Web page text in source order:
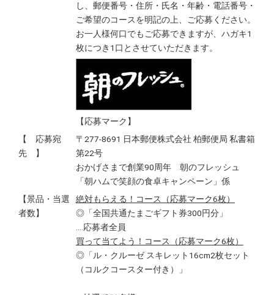
し、郵便番号・住所・氏名・年齢・電話番号・
ご希望のコースを明記の上、ご応募ください。
お一人様何口でもご応募できますが、ハガキ1
枚につき1口とさせていただきます。
【応募マーク】
【 応募宛
先 】
〒277-8691 日本郵便株式会社 柏郵便局 私書箱
第22号
おかげさまで創業90周年 朝のフレッシュ
「朝ハムで笑顔の食卓キャンペーン」係
【景品・当選
者数】
絶対もらえる！コース（応募マーク6枚）
◎「全国共通たまごギフト券300円分」
‥‥応募者全員
買って当てよう！コース（応募マーク6枚）
◎「ル・クルーゼ スキレット16cm2枚セット
（コルクコースター付き）」